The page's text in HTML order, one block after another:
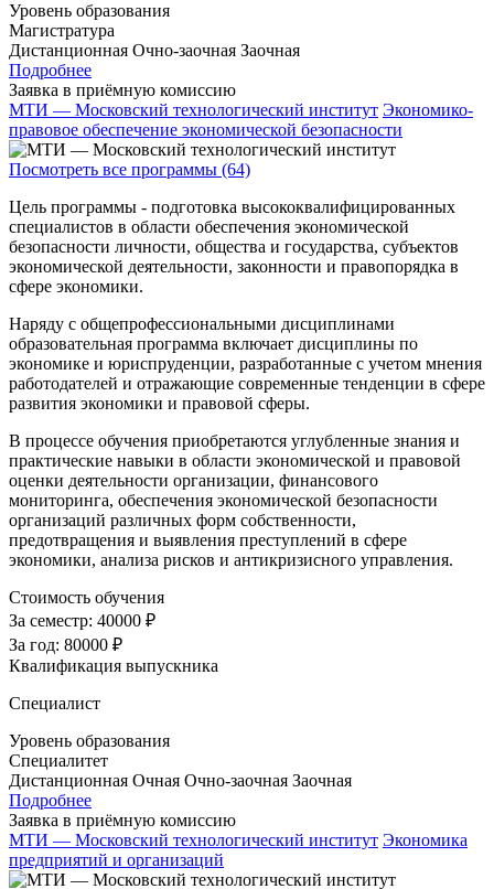
Уровень образования
Магистратура
Дистанционная Очно-заочная Заочная
Подробнее
Заявка в приёмную комиссию
МТИ — Московский технологический институт Экономико-
правовое обеспечение экономической безопасности
Посмотреть все программы (64)
Цель программы - подготовка высококвалифицированных
специалистов в области обеспечения экономической
безопасности личности, общества и государства, субъектов
экономической деятельности, законности и правопорядка в
сфере экономики.
Наряду с общепрофессиональными дисциплинами
образовательная программа включает дисциплины по
экономике и юриспруденции, разработанные с учетом мнения
работодателей и отражающие современные тенденции в сфере
развития экономики и правовой сферы.
В процессе обучения приобретаются углубленные знания и
практические навыки в области экономической и правовой
оценки деятельности организации, финансового
мониторинга, обеспечения экономической безопасности
организаций различных форм собственности,
предотвращения и выявления преступлений в сфере
экономики, анализа рисков и антикризисного управления.
Стоимость обучения
За семестр: 40000 ₽
За год: 80000 ₽
Квалификация выпускника
Специалист
Уровень образования
Специалитет
Дистанционная Очная Очно-заочная Заочная
Подробнее
Заявка в приёмную комиссию
МТИ — Московский технологический институт Экономика
предприятий и организаций